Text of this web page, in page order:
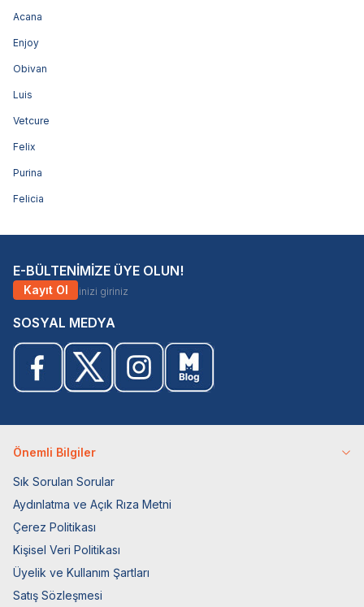
Acana
Enjoy
Obivan
Luis
Vetcure
Felix
Purina
Felicia
E-BÜLTENİMİZE ÜYE OLUN!
Kayıt Ol
SOSYAL MEDYA
Önemli Bilgiler
Sık Sorulan Sorular
Aydınlatma ve Açık Rıza Metni
Çerez Politikası
Kişisel Veri Politikası
Üyelik ve Kullanım Şartları
Satış Sözleşmesi